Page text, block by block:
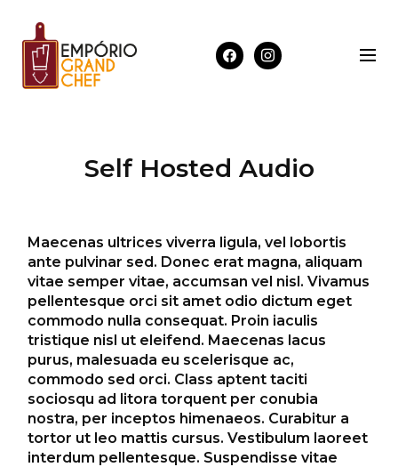
Self Hosted Audio
Maecenas ultrices viverra ligula, vel lobortis
ante pulvinar sed. Donec erat magna, aliquam
vitae semper vitae, accumsan vel nisl. Vivamus
pellentesque orci sit amet odio dictum eget
commodo nulla consequat. Proin iaculis
tristique nisl ut eleifend. Maecenas lacus
purus, malesuada eu scelerisque ac,
commodo sed orci. Class aptent taciti
sociosqu ad litora torquent per conubia
nostra, per inceptos himenaeos. Curabitur a
tortor ut leo mattis cursus. Vestibulum laoreet
interdum pellentesque. Suspendisse vitae